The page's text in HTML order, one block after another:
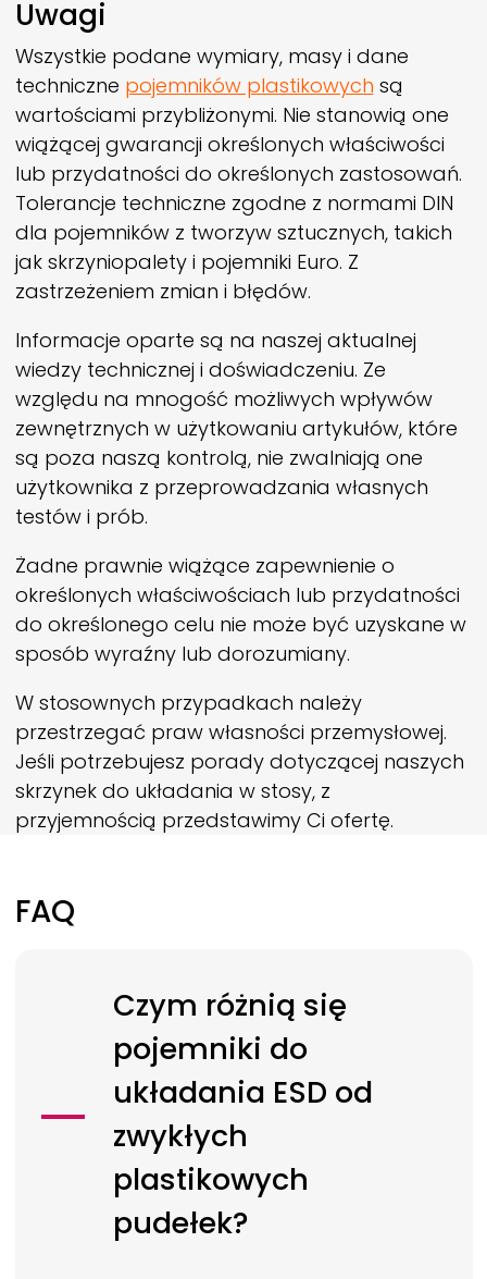
Uwagi
Wszystkie podane wymiary, masy i dane
techniczne pojemników plastikowych są
wartościami przybliżonymi. Nie stanowią one
wiążącej gwarancji określonych właściwości
lub przydatności do określonych zastosowań.
Tolerancje techniczne zgodne z normami DIN
dla pojemników z tworzyw sztucznych, takich
jak skrzyniopalety i pojemniki Euro. Z
zastrzeżeniem zmian i błędów.
Informacje oparte są na naszej aktualnej
wiedzy technicznej i doświadczeniu. Ze
względu na mnogość możliwych wpływów
zewnętrznych w użytkowaniu artykułów, które
są poza naszą kontrolą, nie zwalniają one
użytkownika z przeprowadzania własnych
testów i prób.
Żadne prawnie wiążące zapewnienie o
określonych właściwościach lub przydatności
do określonego celu nie może być uzyskane w
sposób wyraźny lub dorozumiany.
W stosownych przypadkach należy
przestrzegać praw własności przemysłowej.
Jeśli potrzebujesz porady dotyczącej naszych
skrzynek do układania w stosy, z
przyjemnością przedstawimy Ci ofertę.
FAQ
Czym różnią się
pojemniki do
układania ESD od
zwykłych
plastikowych
pudełek?